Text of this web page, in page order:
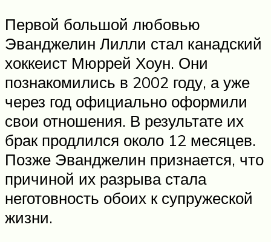
Первой большой любовью
Эванджелин Лилли стал канадский
хоккеист Мюррей Хоун. Они
познакомились в 2002 году, а уже
через год официально оформили
свои отношения. В результате их
брак продлился около 12 месяцев.
Позже Эванджелин признается, что
причиной их разрыва стала
неготовность обоих к супружеской
жизни.